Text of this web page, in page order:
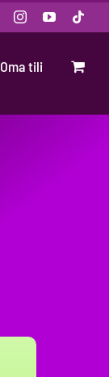
FacebookInstagramYouTube
Oma tili